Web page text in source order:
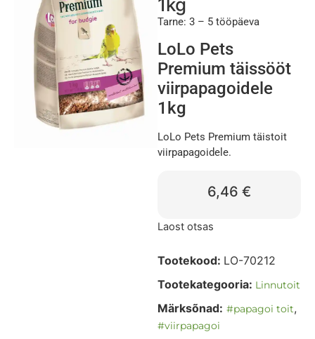
1kg
Tarne: 3 – 5 tööpäeva
LoLo Pets
Premium täissööt
viirpapagoidele
1kg
LoLo Pets Premium täistoit
viirpapagoidele.
6,46 €
Laost otsas
Tootekood: LO-70212
Tootekategooria: Linnutoit
Märksõnad: #papagoi toit,
#viirpapagoi